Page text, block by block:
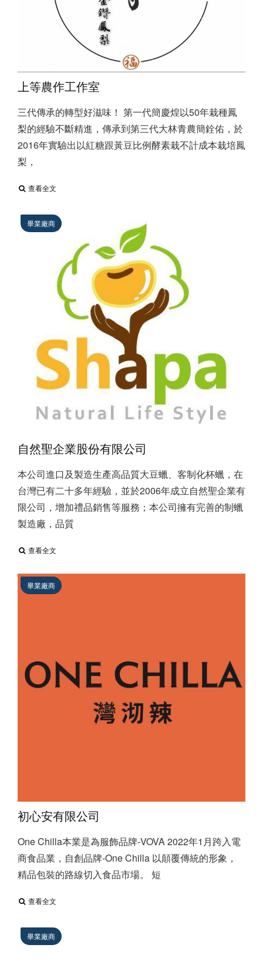
上等農作工作室
三代傳承的轉型好滋味！ 第一代簡慶煌以50年栽種鳳
梨的經驗不斷精進，傳承到第三代大林青農簡銓佑，於
2016年實驗出以紅糖跟黃豆比例酵素栽不計成本栽培鳳
梨，
查看全文
畢業廠商
自然聖企業股份有限公司
本公司進口及製造生產高品質大豆蠟、客制化杯蠟，在
台灣已有二十多年經驗，並於2006年成立自然聖企業有
限公司，增加禮品銷售等服務；本公司擁有完善的制蠟
製造廠，品質
查看全文
畢業廠商
初心安有限公司
One Chilla本業是為服飾品牌-VOVA 2022年1月跨入電
商食品業，自創品牌-One Chilla 以顛覆傳統的形象，
精品包裝的路線切入食品市場。 短
查看全文
畢業廠商